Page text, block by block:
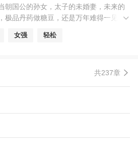
朝国公的孙女，太子的未婚妻，未来的
极品丹药做糖豆，还是万年难得一见的
着的某男，打不过，骂不过，忍着吧。
女强 轻松
共237章